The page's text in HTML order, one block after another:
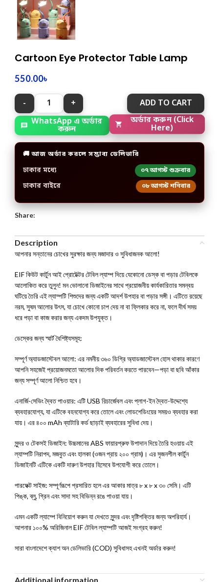
Cartoon Eye Protector Table Lamp
550.00৳
ADD TO CART
WhatsApp এ অর্ডার
করুন
অর্ডার করুন (Click
Here)
🚚 আজ অর্ডার করলে সম্ভাব্য ডেলিভারি
ঢাকার মধ্যে ০৭ আগস্ট শুক্রবার
ঢাকার বাইরে ০৮ আগস্ট শনিবার
Share:
Description
আপনার সন্তানের চোখের সুরক্ষার জন্য মজাদার ও সুবিধাজনক আলো!
EIF কিউট কার্টুন আই প্রোটেক্টর টেবিল ল্যাম্প দিয়ে যেকোনো ডেস্ক বা পড়ার টেবিলকে
আলোকিত করে তুলুন! মন ভোলানো ডিজাইনের সাথে প্রয়োজনীয় কার্যকারিতার সমন্বয়
ঘটিয়ে তৈরি এই ল্যাম্পটি শিশুদের জন্য একটি আদর্শ উপহার বা পড়ার সঙ্গী। এটিতে রয়েছে
নরম, সুষম আলোর উৎস, যা চোখে কোনো চাপ দেয় না বা ফ্লিকার করে না, ফলে দীর্ঘ সময়
ধরে পড়া বা কাজ করার জন্য একদম উপযুক্ত।
ডেস্কের জন্য স্মার্ট বৈশিষ্ট্যসমূহ:
সম্পূর্ণ অ্যাডজাস্টেবল আলো: এর নমনীয় ৩৬০ ডিগ্রি অ্যাডজাস্টেবল হোস থাকার কারণে
আপনি সহজেই প্রয়োজনমতো আলোর দিক পরিবর্তন করতে পারবেন—পড়া বা ছবি আঁকার
জন্য সম্পূর্ণ আলো নিশ্চিত হবে।
এনার্জি-সেভিং দ্বৈত পাওয়ার: এটি USB রিচার্জেবল এবং প্লাগ-ইন দ্বৈত-উদ্দেশ্যে
ব্যবহারযোগ্য, যা এটিকে বহনযোগ্য করে তোলে এবং লোডশেডিংয়ের সময়ও ব্যবহার করা
যায়। এর ৪০০ mAh ব্যাটারি কর্ড ছাড়াই ব্যবহারের সুবিধা দেয়।
সুন্দর ও টেকসই ডিজাইন: উচ্চমানের ABS ফায়ারপ্রুফ উপাদান দিয়ে তৈরি হওয়ায় এই
ল্যাম্পটি নিরাপদ, মজবুত এবং হালকা (ওজন প্রায় ২০০ গ্রাম)। এর সৃজনশীল কার্টুন
ডিজাইনটি এটিকে একটি দারুণ উপহার হিসেবে উপযোগী করে তোলে।
পারফেক্ট সাইজ: সম্পূর্ণরূপে প্রসারিত হলে এর আকার মাত্র ৮ x ৮ x ৩০ সেমি। এটি
পিঙ্ক, ব্লু, গ্রিন এবং সাদা সহ বিভিন্ন রঙে পাওয়া যায়।
এমন একটি ল্যাম্পে বিনিয়োগ করুন যা দেখতে সুন্দর এবং দৃষ্টিশক্তির জন্য অপরিহার্য।
আপনার ১০০% অরিজিনাল EIF টেবিল ল্যাম্পটি আজই সংগ্রহ করুন!
সারা বাংলাদেশে ক্যাশ অন ডেলিভারি (COD) সুবিধাসহ এখনই অর্ডার করুন!
Additional information